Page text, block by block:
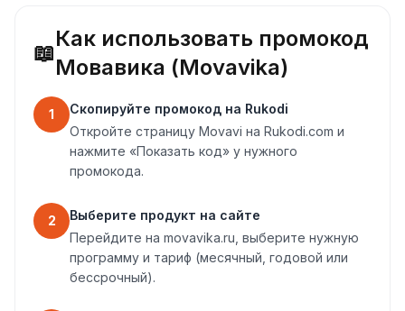
📖
Как использовать промокод
Мовавика (Movavika)
1
Скопируйте промокод на Rukodi
Откройте страницу Movavi на Rukodi.com и
нажмите «Показать код» у нужного
промокода.
2
Выберите продукт на сайте
Перейдите на movavika.ru, выберите нужную
программу и тариф (месячный, годовой или
бессрочный).